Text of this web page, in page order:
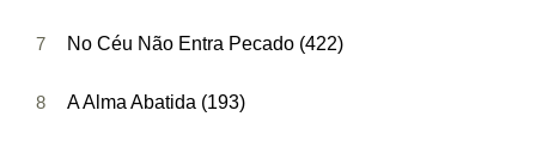
7 No Céu Não Entra Pecado (422)
8 A Alma Abatida (193)